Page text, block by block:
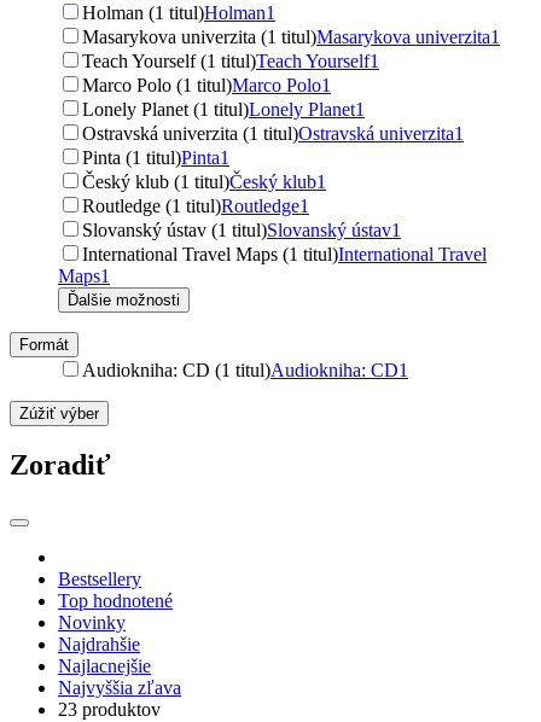
Holman (1 titul)Holman1
Masarykova univerzita (1 titul)Masarykova univerzita1
Teach Yourself (1 titul)Teach Yourself1
Marco Polo (1 titul)Marco Polo1
Lonely Planet (1 titul)Lonely Planet1
Ostravská univerzita (1 titul)Ostravská univerzita1
Pinta (1 titul)Pinta1
Český klub (1 titul)Český klub1
Routledge (1 titul)Routledge1
Slovanský ústav (1 titul)Slovanský ústav1
International Travel Maps (1 titul)International Travel
Maps1
Ďalšie možnosti
Formát
Audiokniha: CD (1 titul)Audiokniha: CD1
Zúžiť výber
Zoradiť
Bestsellery
Top hodnotené
Novinky
Najdrahšie
Najlacnejšie
Najvyššia zľava
23 produktov